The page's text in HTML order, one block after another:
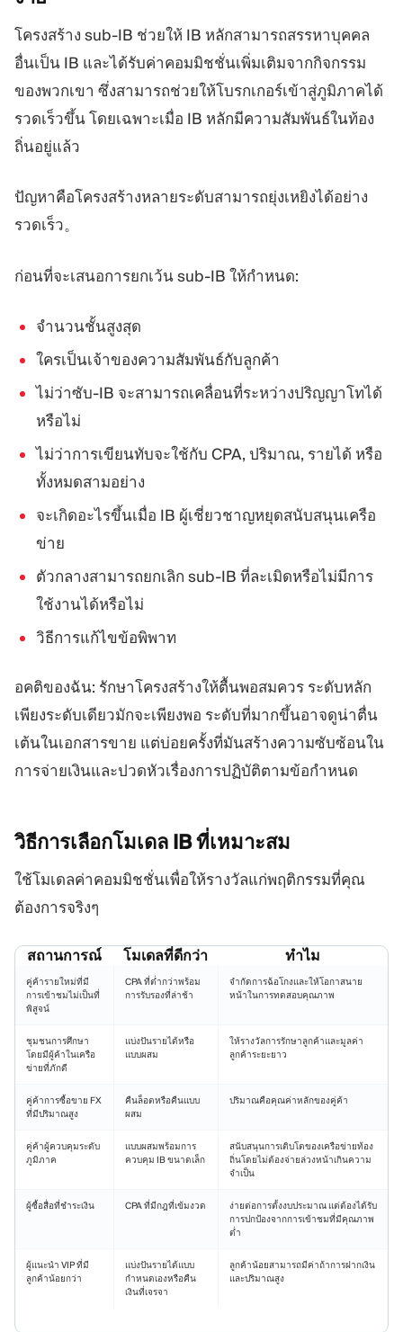
โครงสร้าง sub-IB ช่วยให้ IB หลักสามารถสรรหาบุคคล
อื่นเป็น IB และได้รับค่าคอมมิชชั่นเพิ่มเติมจากกิจกรรม
ของพวกเขา ซึ่งสามารถช่วยให้โบรกเกอร์เข้าสู่ภูมิภาคได้
รวดเร็วขึ้น โดยเฉพาะเมื่อ IB หลักมีความสัมพันธ์ในท้อง
ถิ่นอยู่แล้ว
ปัญหาคือโครงสร้างหลายระดับสามารถยุ่งเหยิงได้อย่าง
รวดเร็ว。
ก่อนที่จะเสนอการยกเว้น sub-IB ให้กำหนด:
จำนวนชั้นสูงสุด
ใครเป็นเจ้าของความสัมพันธ์กับลูกค้า
ไม่ว่าซับ-IB จะสามารถเคลื่อนที่ระหว่างปริญญาโทได้
หรือไม่
ไม่ว่าการเขียนทับจะใช้กับ CPA, ปริมาณ, รายได้ หรือ
ทั้งหมดสามอย่าง
จะเกิดอะไรขึ้นเมื่อ IB ผู้เชี่ยวชาญหยุดสนับสนุนเครือ
ข่าย
ตัวกลางสามารถยกเลิก sub-IB ที่ละเมิดหรือไม่มีการ
ใช้งานได้หรือไม่
วิธีการแก้ไขข้อพิพาท
อคติของฉัน: รักษาโครงสร้างให้ตื้นพอสมควร ระดับหลัก
เพียงระดับเดียวมักจะเพียงพอ ระดับที่มากขึ้นอาจดูน่าตื่น
เต้นในเอกสารขาย แต่บ่อยครั้งที่มันสร้างความซับซ้อนใน
การจ่ายเงินและปวดหัวเรื่องการปฏิบัติตามข้อกำหนด
วิธีการเลือกโมเดล IBที่เหมาะสม
ใช้โมเดลค่าคอมมิชชั่นเพื่อให้รางวัลแก่พฤติกรรมที่คุณ
ต้องการจริงๆ
สถานการณ์ โมเดลที่ดีกว่า ทำไม
คู่ค้ารายใหม่ที่มี
การเข้าชมไม่เป็นที่
พิสูจน์
CPA ที่ต่ำกว่าพร้อม
การรับรองที่ล่าช้า
จำกัดการฉ้อโกงและให้โอกาสนาย
หน้าในการทดสอบคุณภาพ
ชุมชนการศึกษา
โดยมีผู้ค้าในเครือ
ข่ายที่ภักดี
แบ่งปันรายได้หรือ
แบบผสม
ให้รางวัลการรักษาลูกค้าและมูลค่า
ลูกค้าระยะยาว
คู่ค้าการซื้อขาย FX
ที่มีปริมาณสูง
คืนล็อตหรือคืนแบบ
ผสม
ปริมาณคือคุณค่าหลักของคู่ค้า
คู่ค้าผู้ควบคุมระดับ
ภูมิภาค
แบบผสมพร้อมการ
ควบคุม IB ขนาดเล็ก
สนับสนุนการเติบโตของเครือข่ายท้อง
ถิ่นโดยไม่ต้องจ่ายล่วงหน้าเกินความ
จำเป็น
ผู้ซื้อสื่อที่ชำระเงิน CPA ที่มีกฎที่เข้มงวด
ง่ายต่อการตั้งงบประมาณ แต่ต้องได้รับ
การปกป้องจากการเข้าชมที่มีคุณภาพ
ต่ำ
ผู้แนะนำ VIP ที่มี
ลูกค้าน้อยกว่า
แบ่งปันรายได้แบบ
กำหนดเองหรือคืน
เงินที่เจรจา
ลูกค้าน้อยสามารถมีค่าถ้าการฝากเงิน
และปริมาณสูง